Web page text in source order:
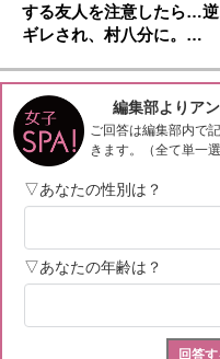
する友人を注意したら…逆
ギレされ、村八分に。…